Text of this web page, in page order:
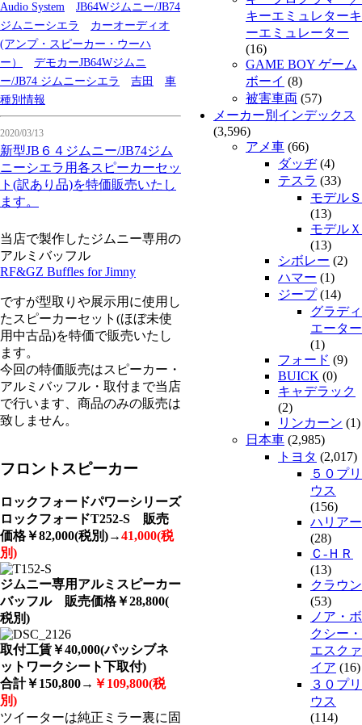
Audio System
JB64Wジムニー/JB74
ジムニーシエラ
カーオーディオ
(アンプ・スピーカー・ウーハ
ー）
デモカーJB64Wジムニ
ー/JB74 ジムニーシエラ
吉田
車
種別情報
2020/03/13
新型JB６４ジムニー/JB74ジム
ニーシエラ用各スピーカーセッ
ト(訳あり品)を特価販売いたし
ます。
当店で製作したジムニー専用の
アルミバッフル
RF&GZ Buffles for Jimny
ですが型取りや展示用に使用し
たスピーカーセット(ほぼ未使
用中古品)を特価で販売いたし
ます。
今回の特価販売はスピーカー・
アルミバッフル・取付まで当店
で行います、商品のみの販売は
致しません。
フロントスピーカー
ロックフォードパワーシリーズ
ロックフォードT252-S 販売
価格￥82,000(税別)→41,000(税
別)
ジムニー専用アルミスピーカー
バッフル 販売価格￥28,800(
税別)
取付工賃￥40,000(パッシブネ
ットワークシート下取付)
合計￥150,800→ ￥109,800(税
別)
ツイーターは純正ミラー裏に固
キーエミュレターキ
ーエミュレーター
(16)
GAME BOY ゲーム
ボーイ (8)
被害車両 (57)
メーカー別インデックス
(3,596)
アメ車 (66)
ダッヂ(4)
テスラ (33)
モデルＳ
(13)
モデルＸ
(13)
シボレー (2)
ハマー (1)
ジープ(14)
グラディ
エーター
(1)
フォード (9)
BUICK (0)
キャデラック
(2)
リンカーン (1)
日本車 (2,985)
トヨタ (2,017)
５０プリ
ウス
(156)
ハリアー
(28)
Ｃ-ＨＲ
(13)
クラウン
(53)
ノア・ボ
クシー・
エスクァ
イア (16)
３０プリ
ウス
(114)